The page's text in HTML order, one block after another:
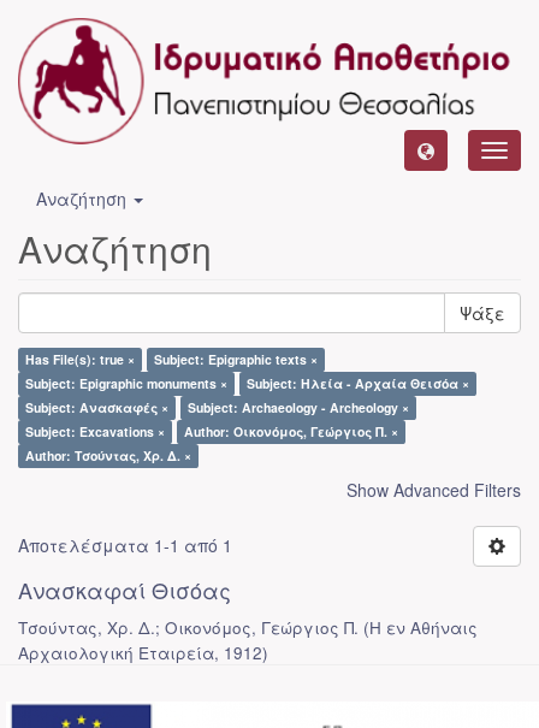
Αναζήτηση
Αναζήτηση
Ψάξε
Has File(s): true ×
Subject: Epigraphic texts ×
Subject: Epigraphic monuments ×
Subject: Ηλεία - Αρχαία Θεισόα ×
Subject: Ανασκαφές ×
Subject: Archaeology - Archeology ×
Subject: Excavations ×
Author: Οικονόμος, Γεώργιος Π. ×
Author: Τσούντας, Χρ. Δ. ×
Show Advanced Filters
Αποτελέσματα 1-1 από 1
Ανασκαφαί Θισόας
Τσούντας, Χρ. Δ.; Οικονόμος, Γεώργιος Π. (Η εν Αθήναις
Αρχαιολογική Εταιρεία, 1912)